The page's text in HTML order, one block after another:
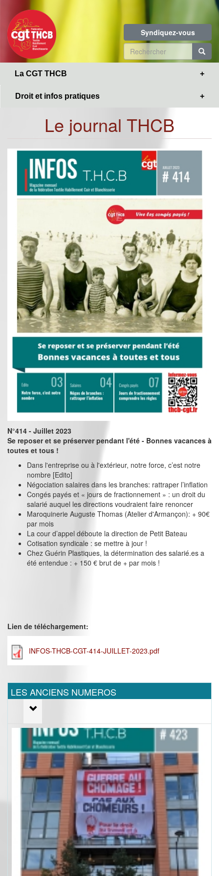
contenu
principal
Syndiquez-vous
Formulaire
de
La CGT THCB
Droit et infos pratiques
Le journal THCB
N°414 - Juillet 2023
Se reposer et se préserver pendant l'été - Bonnes vacances à
toutes et tous !
Dans l'entreprise ou à l'extérieur, notre force, c’est notre
nombre [Edito]
Négociation salaires dans les branches: rattraper l’inflation
Congés payés et « jours de fractionnement » : un droit du
salarié auquel les directions voudraient faire renoncer
Maroquinerie Auguste Thomas (Atelier d'Armançon): + 90€
par mois
La cour d’appel déboute la direction de Petit Bateau
Cotisation syndicale : se mettre à jour !
Chez Guérin Plastiques, la détermination des salarié.es a
été entendue : + 150 € brut de + par mois !
Lien de téléchargement:
INFOS-THCB-CGT-414-JUILLET-2023.pdf
LES ANCIENS NUMEROS